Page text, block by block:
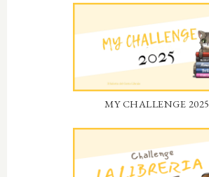
MY CHALLENGE 2025